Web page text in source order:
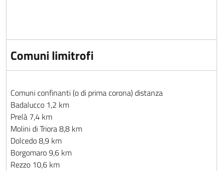
Comuni limitrofi
Comuni confinanti (o di prima corona) distanza
Badalucco 1,2 km
Prelà 7,4 km
Molini di Triora 8,8 km
Dolcedo 8,9 km
Borgomaro 9,6 km
Rezzo 10,6 km